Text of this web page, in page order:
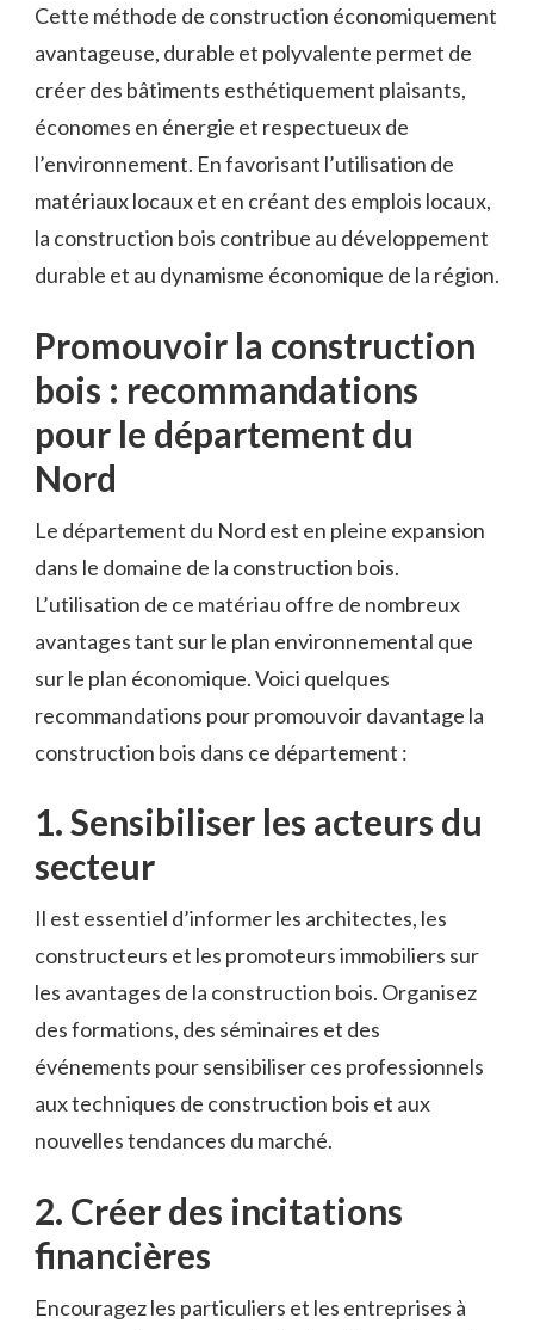
Cette méthode de construction économiquement
avantageuse, durable et polyvalente permet de
créer des bâtiments esthétiquement plaisants,
économes en ⁢énergie et respectueux de
l’environnement. En favorisant ​l’utilisation de
⁢matériaux locaux et en créant des emplois locaux,
la construction bois contribue au développement
durable et au dynamisme économique de la région.
Promouvoir la construction
bois : recommandations
pour le département⁤ du⁤
Nord
Le département du Nord est ‍en pleine expansion
dans le domaine de la construction bois.
L’utilisation de ce ⁤matériau offre de nombreux
avantages tant sur le plan environnemental que
sur le plan ​économique. Voici ​quelques
recommandations ‍pour promouvoir davantage la
construction bois dans ce⁢ département :
1.​ Sensibiliser⁢ les acteurs​ du⁣
secteur
Il⁤ est ​essentiel d’informer les architectes, les
constructeurs et les promoteurs immobiliers sur
les avantages de‌ la construction bois.‍ Organisez
des formations, ⁢des séminaires et des
événements pour ‍sensibiliser ‍ces professionnels
aux techniques de construction bois et aux
nouvelles tendances du​ marché.
2. ⁤Créer des incitations
financières
Encouragez les particuliers et les entreprises à‌